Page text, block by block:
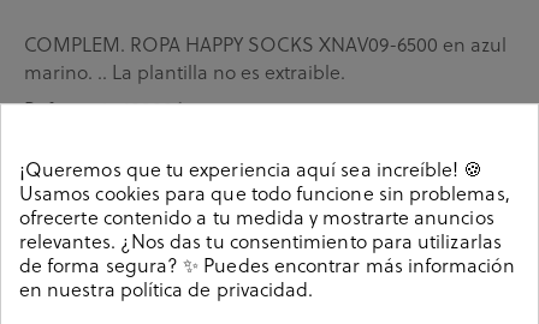
COMPLEM. ROPA HAPPY SOCKS XNAV09-6500 en azul
marino. .. La plantilla no es extraible.
Referencia189006
Guía de tallas
Ciudados y limpieza
Información del producto
¡Queremos que tu experiencia aquí sea increíble! 🍪
Usamos cookies para que todo funcione sin problemas,
ofrecerte contenido a tu medida y mostrarte anuncios
relevantes. ¿Nos das tu consentimiento para utilizarlas
de forma segura? ✨ Puedes encontrar más información
en nuestra política de privacidad.